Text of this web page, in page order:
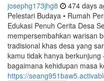
josephg173jhg8 474 days
Pelestari Budaya • Rumah
Edukasi Penuh Cerita Desa
mempersembahkan warisan
tradisional khas desa yang
kamu tidak hanya
bagaimana kehidupan masa
https://